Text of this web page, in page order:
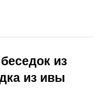
из
из ивы